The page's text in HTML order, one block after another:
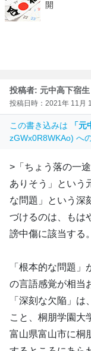
投稿者: 元中高下宿生
投稿日時：2021年 11月
この書き込みは 「
zGWx0R8WKAo) へ
>「ちょう落の一
ありそう」という
な問題」という深
づけるのは、もは
謗中傷に該当する。
「根本的な問題
の言語感覚が相当
「深刻な欠陥」
こと、桐朋学園大
富山県富山市に桐